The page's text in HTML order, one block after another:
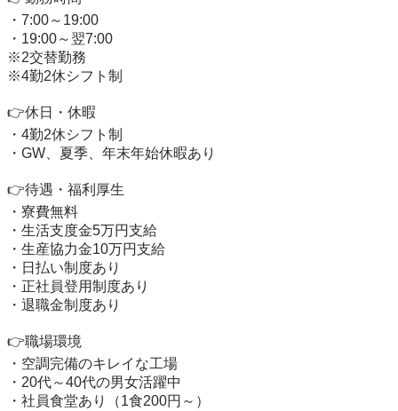
・7:00～19:00
・19:00～翌7:00
※2交替勤務
※4勤2休シフト制
👉休日・休暇
・4勤2休シフト制
・GW、夏季、年末年始休暇あり
👉待遇・福利厚生
・寮費無料
・生活支度金5万円支給
・生産協力金10万円支給
・日払い制度あり
・正社員登用制度あり
・退職金制度あり
👉職場環境
・空調完備のキレイな工場
・20代～40代の男女活躍中
・社員食堂あり（1食200円～）